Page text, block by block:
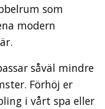
som
modern
såväl mindre
Förhöj er
i vårt spa eller